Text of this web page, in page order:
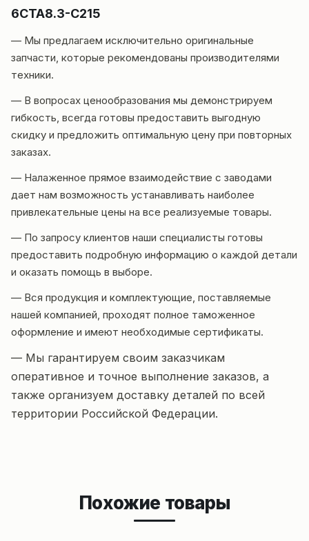
6CTA8.3-C215
— Мы предлагаем исключительно оригинальные
запчасти, которые рекомендованы производителями
техники.
— В вопросах ценообразования мы демонстрируем
гибкость, всегда готовы предоставить выгодную
скидку и предложить оптимальную цену при повторных
заказах.
— Налаженное прямое взаимодействие с заводами
дает нам возможность устанавливать наиболее
привлекательные цены на все реализуемые товары.
— По запросу клиентов наши специалисты готовы
предоставить подробную информацию о каждой детали
и оказать помощь в выборе.
— Вся продукция и комплектующие, поставляемые
нашей компанией, проходят полное таможенное
оформление и имеют необходимые сертификаты.
— Мы гарантируем своим заказчикам
оперативное и точное выполнение заказов, а
также организуем доставку деталей по всей
территории Российской Федерации.
Похожие товары